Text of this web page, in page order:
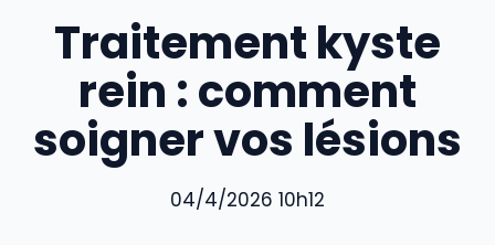
Traitement kyste
rein : comment
soigner vos lésions
04/4/2026 10h12